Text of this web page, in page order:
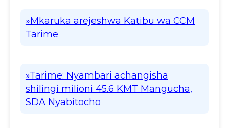
»Mkaruka arejeshwa Katibu wa CCM
Tarime
»Tarime: Nyambari achangisha
shilingi milioni 45.6 KMT Mangucha,
SDA Nyabitocho